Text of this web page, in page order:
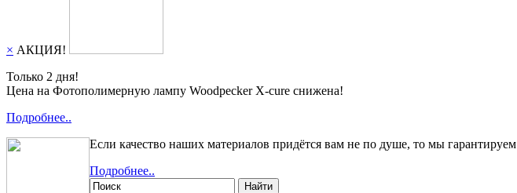
× АКЦИЯ!
Только 2 дня!
Цена на Фотополимерную лампу Woodpecker X-cure снижена!
Подробнее..
Если качество наших материалов придётся вам не по душе, то мы гарантируем
Подробнее..
Найти